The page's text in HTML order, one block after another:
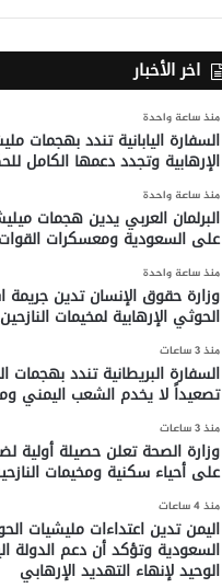
اخر الأخبار
منذ ساعة واحدة
السفارة اليابانية تندد بهجمات
الإرهابية وتجدد دعمها الكامل
منذ ساعة واحدة
البرلمان العربي يدين هجمات
على السعودية ومعسكرات
منذ ساعة واحدة
وزارة حقوق الإنسان تدين
الحوثي الإرهابية لمخيمات
منذ 3 ساعات
السفارة البريطانية تندد بهجمات
تصعيداً لا يخدم الشعب اليمني
منذ 3 ساعات
وزارة الصحة تعلن حصيلة أولية
على أحياء سكنية ومخيمات
منذ 4 ساعات
اليمن تدين اعتداءات مليشيات
السعودية وتؤكد أن دعم الدولة
الوحيد لإنهاء التهديد الإرهابي